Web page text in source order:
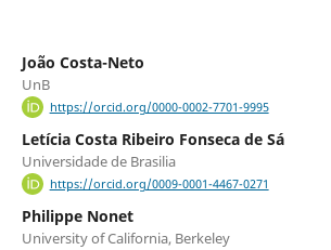
João Costa-Neto
UnB
https://orcid.org/0000-0002-7701-9995
Letícia Costa Ribeiro Fonseca de Sá
Universidade de Brasilia
https://orcid.org/0009-0001-4467-0271
Philippe Nonet
University of California, Berkeley